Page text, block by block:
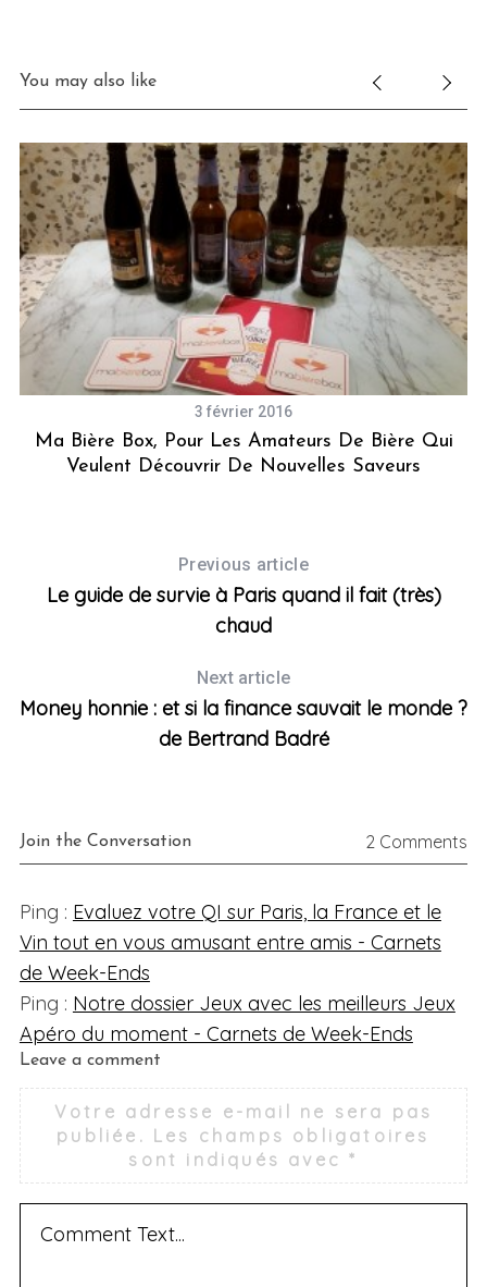
You may also like
3 février 2016
Ma Bière Box, Pour Les Amateurs De Bière Qui
Veulent Découvrir De Nouvelles Saveurs
Previous article
Le guide de survie à Paris quand il fait (très)
chaud
Next article
Money honnie : et si la finance sauvait le monde ?
de Bertrand Badré
Join the Conversation 2 Comments
Ping : Evaluez votre QI sur Paris, la France et le
Vin tout en vous amusant entre amis - Carnets
de Week-Ends
Ping : Notre dossier Jeux avec les meilleurs Jeux
Apéro du moment - Carnets de Week-Ends
L
e
a
v
e
Leave a comment
Votre adresse e-mail ne sera pas
publiée. Les champs obligatoires
sont indiqués avec*